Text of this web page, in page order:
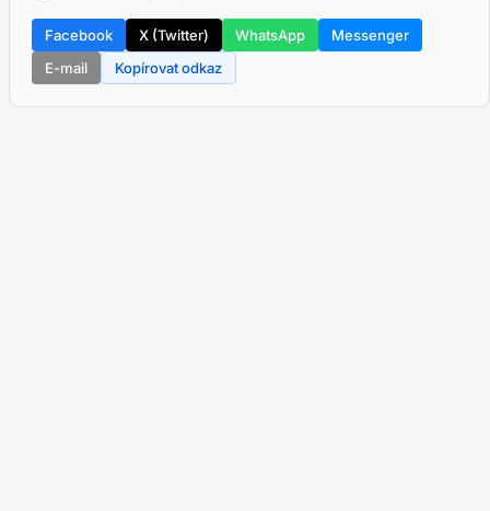
Facebook X (Twitter) WhatsApp
Messenger
E-mail
Kopírovat odkaz